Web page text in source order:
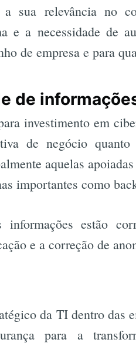
a sua relevância no
e a necessidade de
de empresa e para
de
investimento em
de negócio
aquelas
importantes como
estão
e a correção de
da TI dentro das
para a